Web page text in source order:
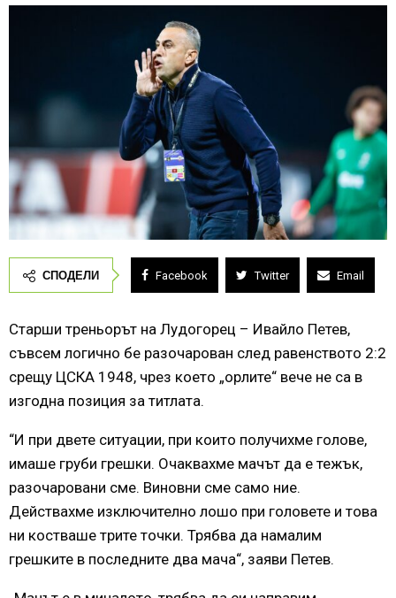
СПОДЕЛИ Facebook Twitter Email
Старши треньорът на Лудогорец – Ивайло Петев,
съвсем логично бе разочарован след равенството 2:2
срещу ЦСКА 1948, чрез което „орлите“ вече не са в
изгодна позиция за титлата.
“И при двете ситуации, при които получихме голове,
имаше груби грешки. Очаквахме мачът да е тежък,
разочаровани сме. Виновни сме само ние.
Действахме изключително лошо при головете и това
ни костваше трите точки. Трябва да намалим
грешките в последните два мача“, заяви Петев.